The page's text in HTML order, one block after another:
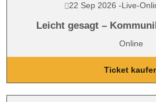
22 Sep 2026 -Live-
Leicht gesagt –
Online
Ticket